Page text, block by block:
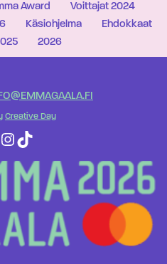
Award
Voittajat 2024
Käsiohjelma
Ehdokkaat
2026
Creative Day